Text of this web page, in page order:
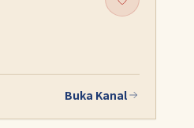
Buka Kanal